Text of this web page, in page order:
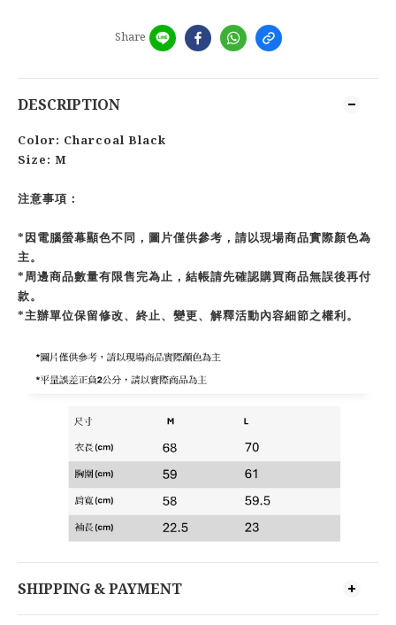
Share
DESCRIPTION
Color: Charcoal Black
Size: M
注意事項：
*因電腦螢幕顯色不同，圖片僅供參考，請以現場商品實際顏色為
主。
*周邊商品數量有限售完為止，結帳請先確認購買商品無誤後再付
款。
*主辦單位保留修改、終止、變更、解釋活動內容細節之權利。
SHIPPING & PAYMENT